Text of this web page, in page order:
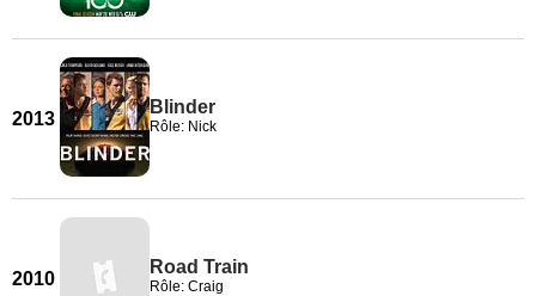
2013
Blinder
Rôle: Nick
2010
Road Train
Rôle: Craig